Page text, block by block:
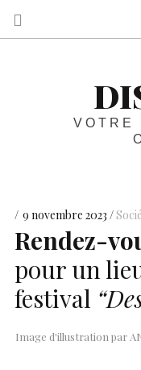
VOTRE
9 novembre 2023
Rendez-
pour un
festival
Image d'illustration par